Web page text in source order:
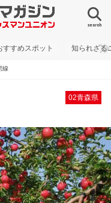
search
すすめスポット 知られざる
線
02青森県